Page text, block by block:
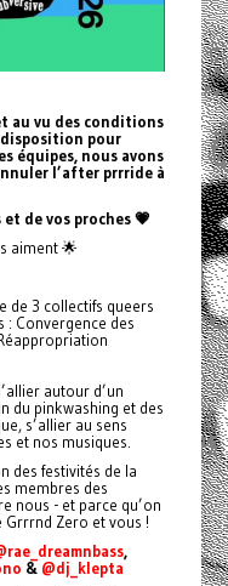
au vu des conditions
pour
équipes, nous avons
l’after prrride à
de vos proches 💗
aiment 🌟
de 3 collectifs queers
: Convergence des
autour d’un
du pinkwashing et des
s’allier au sens
et nos musiques.
des festivités de la
membres des
nous - et parce qu’on
Grrrnd Zero et vous !
,
& @dj_klepta